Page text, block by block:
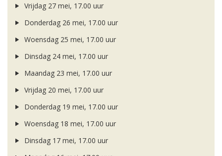
Vrijdag 27 mei, 17.00 uur
Donderdag 26 mei, 17.00 uur
Woensdag 25 mei, 17.00 uur
Dinsdag 24 mei, 17.00 uur
Maandag 23 mei, 17.00 uur
Vrijdag 20 mei, 17.00 uur
Donderdag 19 mei, 17.00 uur
Woensdag 18 mei, 17.00 uur
Dinsdag 17 mei, 17.00 uur